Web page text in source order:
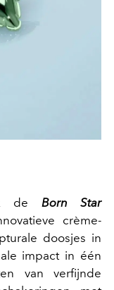
de
Born Star
crème-
doosjes in
impact in één
van verfijnde